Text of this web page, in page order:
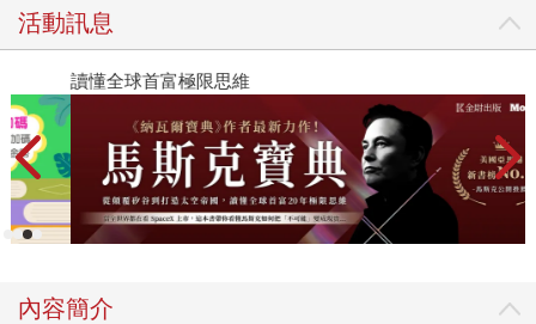
活動訊息
讀懂全球首富極限思維
內容簡介